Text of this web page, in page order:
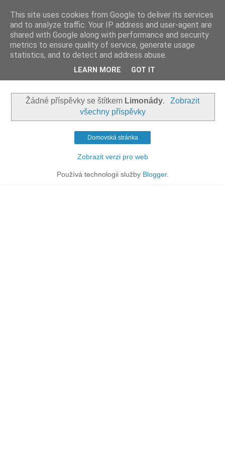
Apiastrum.cz
Vegetariánské recepty, využití léčivých rostlin, domácí
ekodrogerie, biozahrada a tvorba z jedné venkovské
Žádné příspěvky se štítkem Limonády.
Zobrazit
všechny příspěvky
Domovská stránka
Zobrazit verzi pro web
Používá technologii služby Blogger.
This site uses cookies from Google to deliver its services
and to analyze traffic. Your IP address and user-agent are
shared with Google along with performance and security
metrics to ensure quality of service, generate usage
statistics, and to detect and address abuse.
LEARN MORE GOT IT